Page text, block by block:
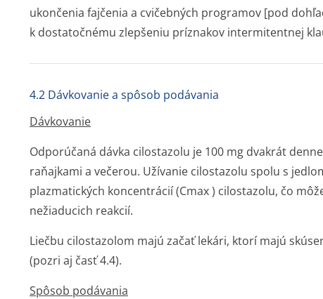
ukončenia fajčenia a cvičebných programov [pod
k dostatočnému zlepšeniu príznakov intermitentnej
4.2 Dávkovanie a spôsob podávania
Dávkovanie
Odporúčaná dávka cilostazolu je 100 mg dvakrát
raňajkami a večerou. Užívanie cilostazolu spolu s
plazmatických koncentrácií (Cmax ) cilostazolu, čo
nežiaducich reakcií.
Liečbu cilostazolom majú začať lekári, ktorí majú
(pozri aj časť 4.4).
Spôsob podávania